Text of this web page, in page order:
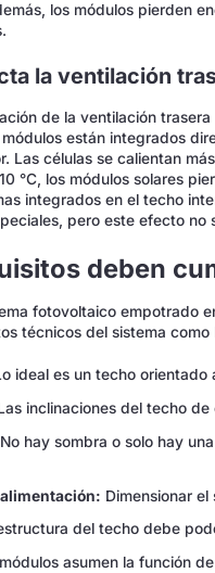
los módulos pierden
la ventilación
de la ventilación
están integrados
Las células se calientan
°C, los módulos solares
integrados en el techo
pero este efecto no
deben
fotovoltaico empotrado
técnicos del sistema
ideal es un techo orientado
inclinaciones del techo
No hay sombra o solo hay
Dimensionar
del techo debe
asumen la función